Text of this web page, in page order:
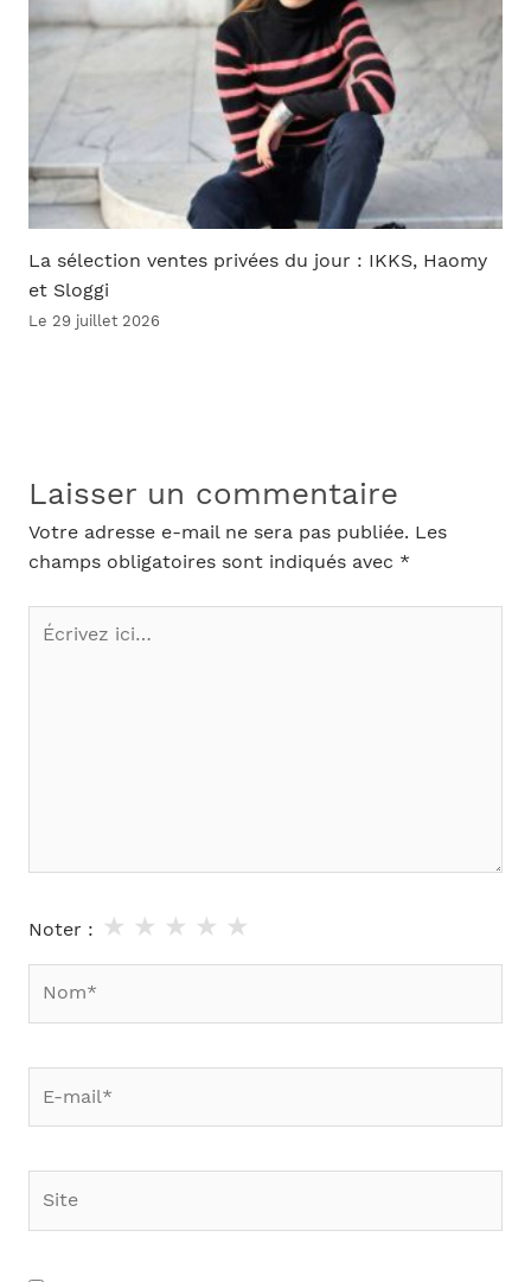
La sélection ventes privées du jour : IKKS, Haomy
et Sloggi
Le 29 juillet 2026
Laisser un commentaire
Votre adresse e-mail ne sera pas publiée. Les
champs obligatoires sont indiqués avec *
Écrivez
Noter : ★
★
★
★
★
mail*